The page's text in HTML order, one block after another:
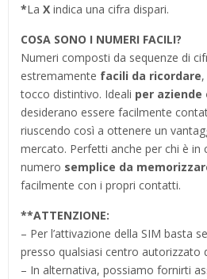
*La X indica una cifra dispari.
COSA SONO I NUMERI FACILI?
Numeri composti da sequenze di
estremamente facili da ricordare
tocco distintivo. Ideali per
desiderano essere facilmente
riuscendo così a ottenere un
mercato. Perfetti anche per chi è in
numero semplice da
facilmente con i propri contatti.
**ATTENZIONE:
– Per l’attivazione della SIM basta
presso qualsiasi centro autorizzato
– In alternativa, possiamo fornirti